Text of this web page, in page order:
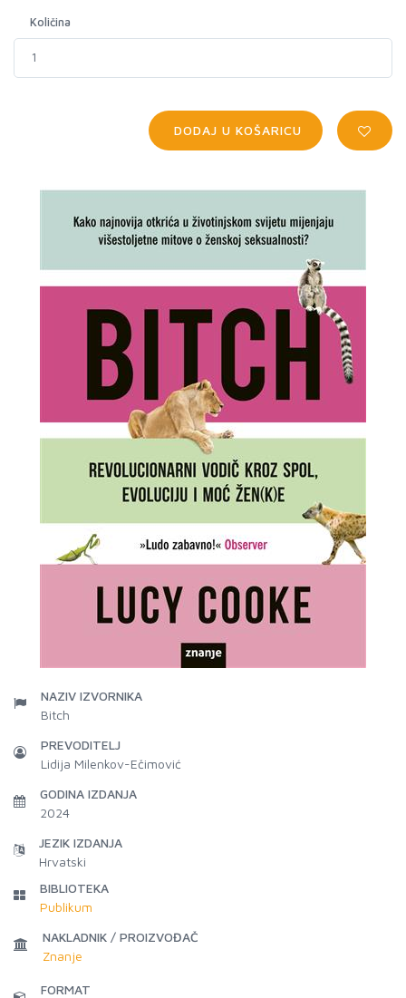
Količina
DODAJ U KOŠARICU
NAZIV IZVORNIKA
Bitch
PREVODITELJ
Lidija Milenkov-Ečimović
GODINA IZDANJA
2024
JEZIK IZDANJA
Hrvatski
BIBLIOTEKA
Publikum
NAKLADNIK / PROIZVOĐAČ
Znanje
FORMAT